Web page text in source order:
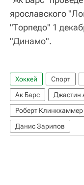
ярославского
"Торпедо" 1
"Динамо".
Хоккей Спорт
Ак Барс
Джастин
Роберт Клинкхаммер
Данис Зарипов